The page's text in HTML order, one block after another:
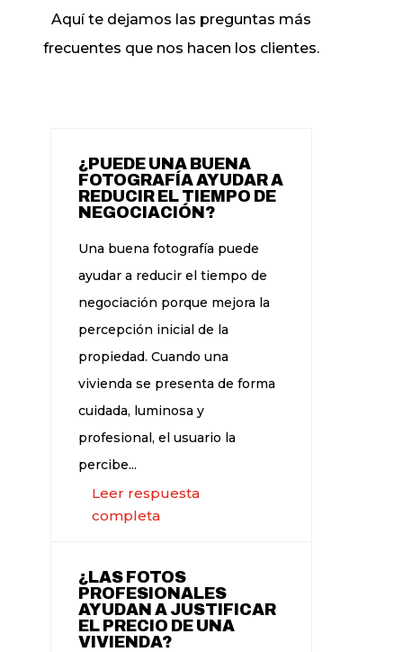
Aquí te dejamos las preguntas más
frecuentes que nos hacen los clientes.
¿PUEDE UNA BUENA
FOTOGRAFÍA AYUDAR A
REDUCIR EL TIEMPO DE
NEGOCIACIÓN?
Una buena fotografía puede
ayudar a reducir el tiempo de
negociación porque mejora la
percepción inicial de la
propiedad. Cuando una
vivienda se presenta de forma
cuidada, luminosa y
profesional, el usuario la
percibe...
Leer respuesta
completa
¿LAS FOTOS
PROFESIONALES
AYUDAN A JUSTIFICAR
EL PRECIO DE UNA
VIVIENDA?